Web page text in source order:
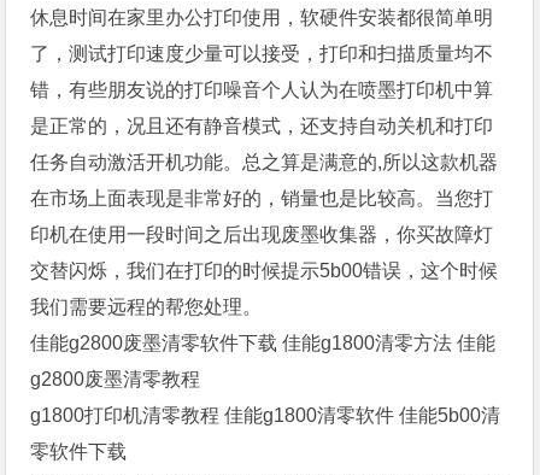
休息时间在家里办公打印使用，软硬件安装都很简单明
了，测试打印速度少量可以接受，打印和扫描质量均不
错，有些朋友说的打印噪音个人认为在喷墨打印机中算
是正常的，况且还有静音模式，还支持自动关机和打印
任务自动激活开机功能。总之算是满意的,所以这款机器
在市场上面表现是非常好的，销量也是比较高。当您打
印机在使用一段时间之后出现废墨收集器，你买故障灯
交替闪烁，我们在打印的时候提示5b00错误，这个时候
我们需要远程的帮您处理。
佳能g2800废墨清零软件下载 佳能g1800清零方法 佳能
g2800废墨清零教程
g1800打印机清零教程 佳能g1800清零软件 佳能5b00清
零软件下载